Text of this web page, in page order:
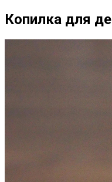
Копилка для